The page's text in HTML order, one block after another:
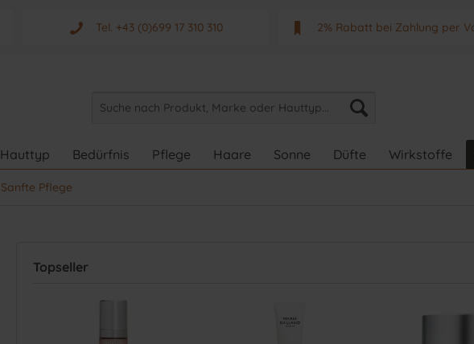
Tel. +43 (0)699 17 310 310 2% Rabatt bei Zahlung per
Hauttyp Bedürfnis Pflege Haare Sonne Düfte Wirkstoffe
Sanfte Pflege
Topseller